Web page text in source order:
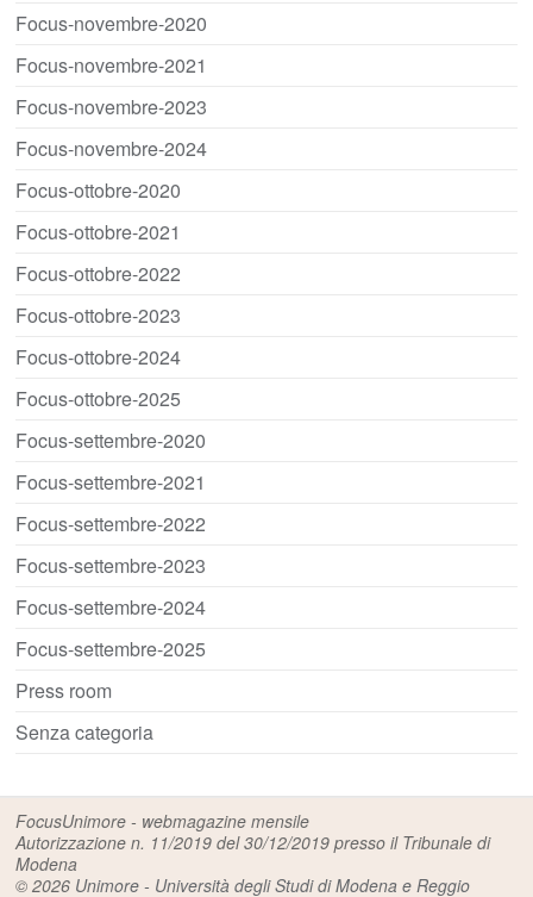
Focus-novembre-2020
Focus-novembre-2021
Focus-novembre-2023
Focus-novembre-2024
Focus-ottobre-2020
Focus-ottobre-2021
Focus-ottobre-2022
Focus-ottobre-2023
Focus-ottobre-2024
Focus-ottobre-2025
Focus-settembre-2020
Focus-settembre-2021
Focus-settembre-2022
Focus-settembre-2023
Focus-settembre-2024
Focus-settembre-2025
Press room
Senza categoria
FocusUnimore - webmagazine mensile
Autorizzazione n. 11/2019 del 30/12/2019 presso il Tribunale di
Modena
© 2026 Unimore - Università degli Studi di Modena e Reggio